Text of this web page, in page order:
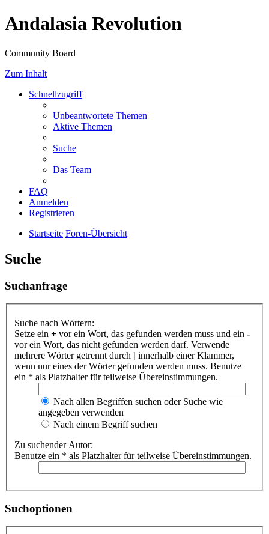
Andalasia Revolution
Community Board
Zum Inhalt
Schnellzugriff
Unbeantwortete Themen
Aktive Themen
Suche
Das Team
FAQ
Anmelden
Registrieren
Startseite Foren-Übersicht
Suche
Suchanfrage
Suche nach Wörtern:
Setze ein + vor ein Wort, das gefunden werden muss und ein -
vor ein Wort, das nicht gefunden werden darf. Verwende
mehrere Wörter getrennt durch | innerhalb einer Klammer,
wenn nur eines der Wörter gefunden werden muss. Benutze
ein * als Platzhalter für teilweise Übereinstimmungen.
Nach allen Begriffen suchen oder Suche wie
angegeben verwenden
Nach einem Begriff suchen
Zu suchender Autor:
Benutze ein * als Platzhalter für teilweise Übereinstimmungen.
Suchoptionen